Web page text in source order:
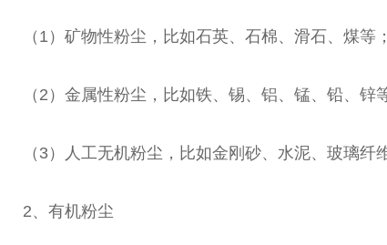
（1）矿物性粉尘，比如石英、石棉、滑石、煤等；
（2）金属性粉尘，比如铁、锡、铝、锰、铅、锌
（3）人工无机粉尘，比如金刚砂、水泥、玻璃纤
2、有机粉尘